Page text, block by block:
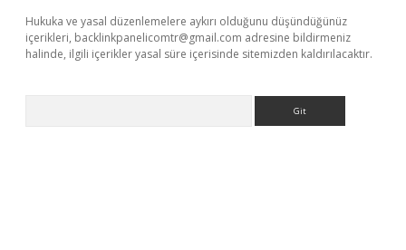
Hukuka ve yasal düzenlemelere aykırı olduğunu düşündüğünüz
içerikleri, backlinkpanelicomtr@gmail.com adresine bildirmeniz
halinde, ilgili içerikler yasal süre içerisinde sitemizden kaldırılacaktır.